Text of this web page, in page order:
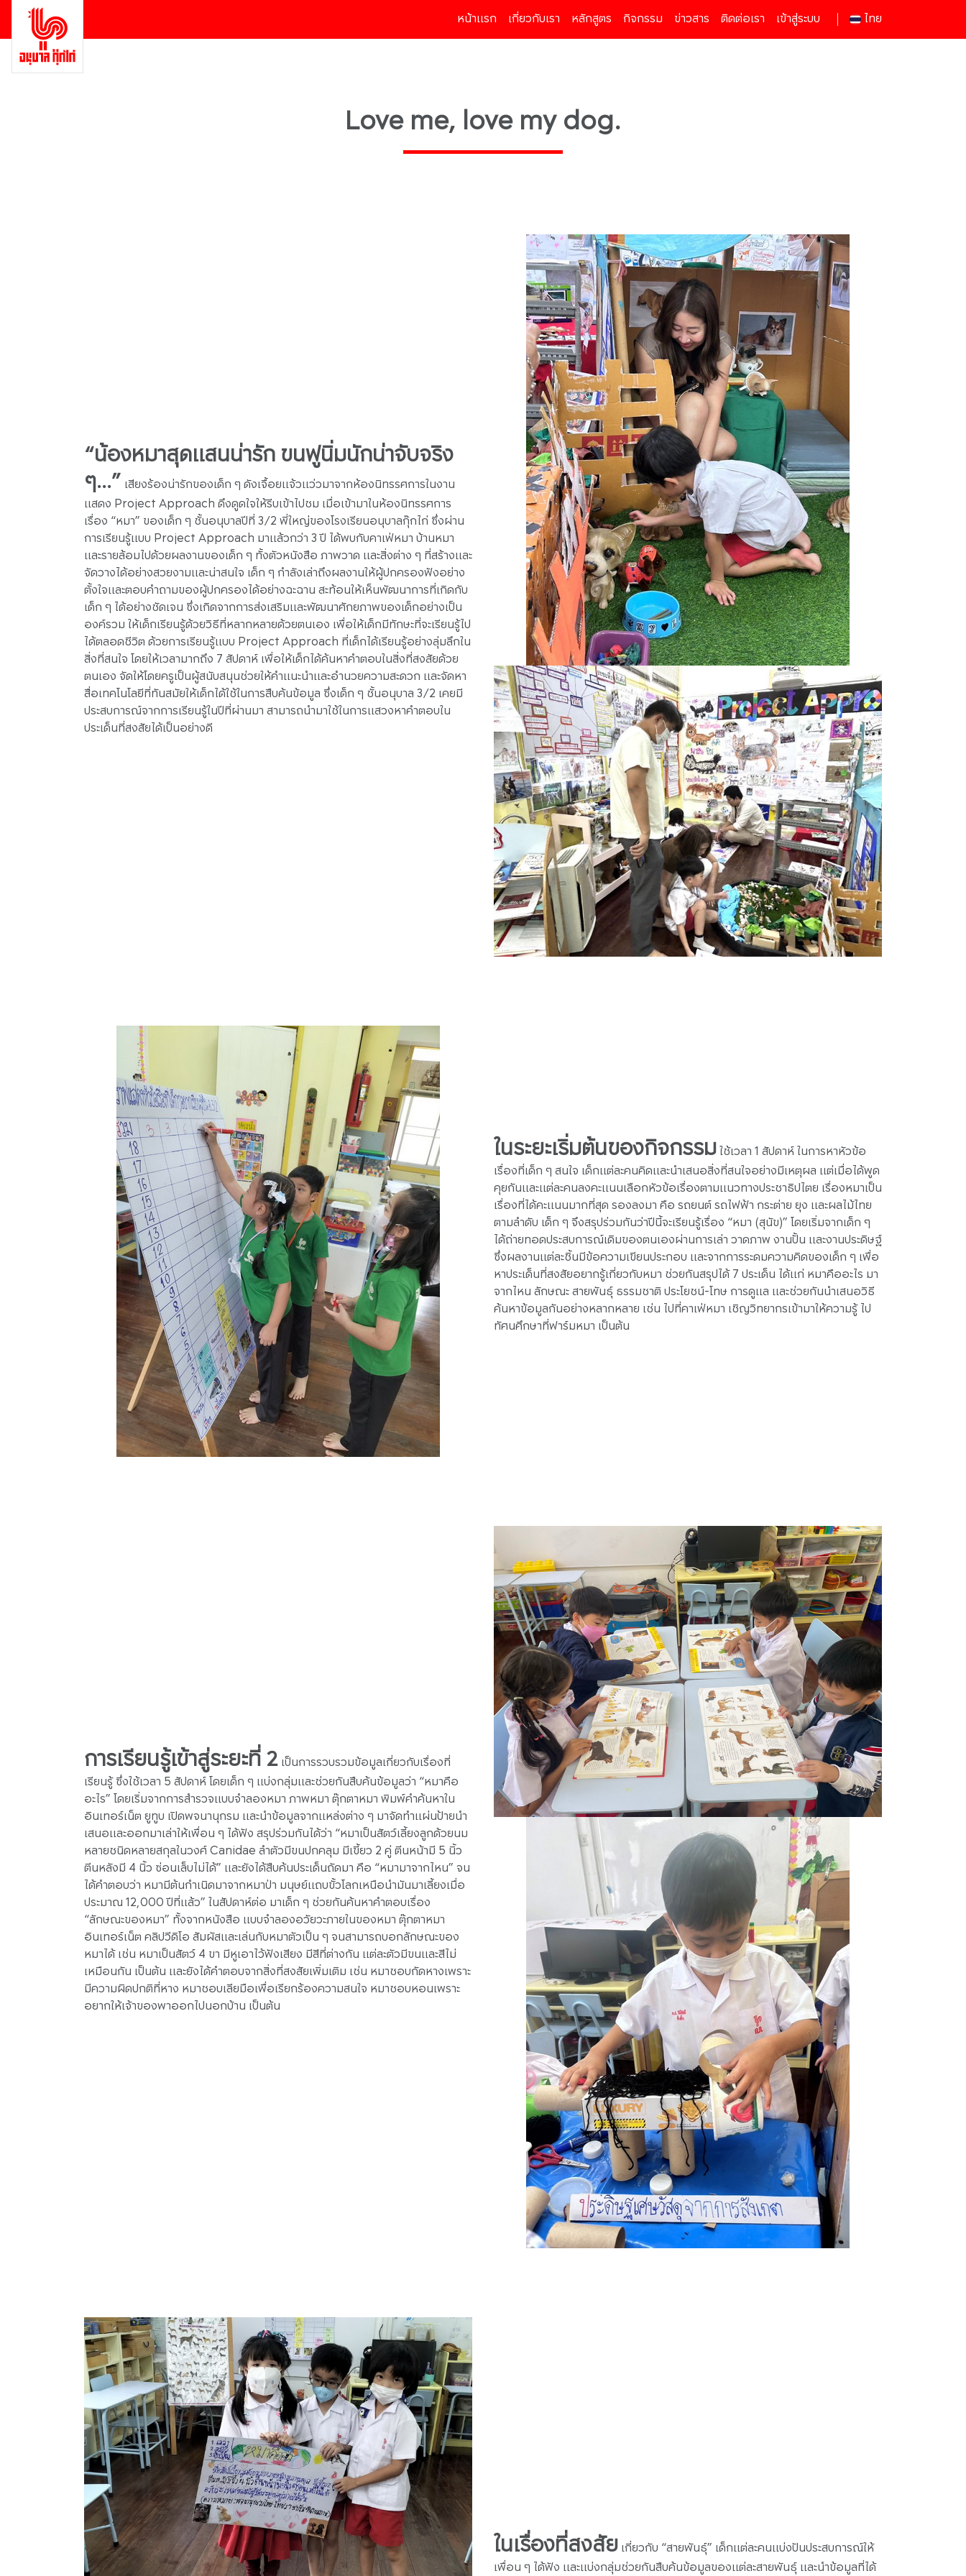
หน้าแรก (current)
เกี่ยวกับเรา หลักสูตร กิจกรรม ข่าวสาร ติดต่อเรา เข้าสู่ระบบ ไทย
Love me, love my dog.
“น้องหมาสุดแสนน่ารัก ขนฟูนิ่มนักน่าจับจริง
ๆ...” เสียงร้องน่ารักของเด็ก ๆ ดังเจื้อยแจ้วแว่วมาจากห้องนิทรรศการในงาน
แสดง Project Approach ดึงดูดใจให้รีบเข้าไปชม เมื่อเข้ามาในห้องนิทรรศการ
เรื่อง “หมา” ของเด็ก ๆ ชั้นอนุบาลปีที่ 3/2 พี่ใหญ่ของโรงเรียนอนุบาลกุ๊กไก่ ซึ่งผ่าน
การเรียนรู้แบบ Project Approach มาแล้วกว่า 3 ปี ได้พบกับคาเฟ่หมา บ้านหมา
และรายล้อมไปด้วยผลงานของเด็ก ๆ ทั้งตัวหนังสือ ภาพวาด และสิ่งต่าง ๆ ที่สร้างและ
จัดวางได้อย่างสวยงามและน่าสนใจ เด็ก ๆ กำลังเล่าถึงผลงานให้ผู้ปกครองฟังอย่าง
ตั้งใจและตอบคำถามของผู้ปกครองได้อย่างฉะฉาน สะท้อนให้เห็นพัฒนาการที่เกิดกับ
เด็ก ๆ ได้อย่างชัดเจน ซึ่งเกิดจากการส่งเสริมและพัฒนาศักยภาพของเด็กอย่างเป็น
องค์รวม ให้เด็กเรียนรู้ด้วยวิธีที่หลากหลายด้วยตนเอง เพื่อให้เด็กมีทักษะที่จะเรียนรู้ไป
ได้ตลอดชีวิต ด้วยการเรียนรู้แบบ Project Approach ที่เด็กได้เรียนรู้อย่างลุ่มลึกใน
สิ่งที่สนใจ โดยให้เวลามากถึง 7 สัปดาห์ เพื่อให้เด็กได้ค้นหาคำตอบในสิ่งที่สงสัยด้วย
ตนเอง จัดให้โดยครูเป็นผู้สนับสนุนช่วยให้คำแนะนำและอำนวยความสะดวก และจัดหา
สื่อเทคโนโลยีที่ทันสมัยให้เด็กได้ใช้ในการสืบค้นข้อมูล ซึ่งเด็ก ๆ ชั้นอนุบาล 3/2 เคยมี
ประสบการณ์จากการเรียนรู้ในปีที่ผ่านมา สามารถนำมาใช้ในการแสวงหาคำตอบใน
ประเด็นที่สงสัยได้เป็นอย่างดี
ในระยะเริ่มต้นของกิจกรรมใช้เวลา 1 สัปดาห์ ในการหาหัวข้อ
เรื่องที่เด็ก ๆ สนใจ เด็กแต่ละคนคิดและนำเสนอสิ่งที่สนใจอย่างมีเหตุผล แต่เมื่อได้พูด
คุยกันและแต่ละคนลงคะแนนเลือกหัวข้อเรื่องตามแนวทางประชาธิปไตย เรื่องหมาเป็น
เรื่องที่ได้คะแนนมากที่สุด รองลงมา คือ รถยนต์ รถไฟฟ้า กระต่าย ยุง และผลไม้ไทย
ตามลำดับ เด็ก ๆ จึงสรุปร่วมกันว่าปีนี้จะเรียนรู้เรื่อง “หมา (สุนัข)” โดยเริ่มจากเด็ก ๆ
ได้ถ่ายทอดประสบการณ์เดิมของตนเองผ่านการเล่า วาดภาพ งานปั้น และงานประดิษฐ์
ซึ่งผลงานแต่ละชิ้นมีข้อความเขียนประกอบ และจากการระดมความคิดของเด็ก ๆ เพื่อ
หาประเด็นที่สงสัยอยากรู้เกี่ยวกับหมา ช่วยกันสรุปได้ 7 ประเด็น ได้แก่ หมาคืออะไร มา
จากไหน ลักษณะ สายพันธุ์ ธรรมชาติ ประโยชน์-โทษ การดูแล และช่วยกันนำเสนอวิธี
ค้นหาข้อมูลกันอย่างหลากหลาย เช่น ไปที่คาเฟ่หมา เชิญวิทยากรเข้ามาให้ความรู้ ไป
ทัศนศึกษาที่ฟาร์มหมา เป็นต้น
การเรียนรู้เข้าสู่ระยะที่ 2เป็นการรวบรวมข้อมูลเกี่ยวกับเรื่องที่
เรียนรู้ ซึ่งใช้เวลา 5 สัปดาห์ โดยเด็ก ๆ แบ่งกลุ่มและช่วยกันสืบค้นข้อมูลว่า “หมาคือ
อะไร” โดยเริ่มจากการสำรวจแบบจำลองหมา ภาพหมา ตุ๊กตาหมา พิมพ์คำค้นหาใน
อินเทอร์เน็ต ยูทูบ เปิดพจนานุกรม และนำข้อมูลจากแหล่งต่าง ๆ มาจัดทำแผ่นป้ายนำ
เสนอและออกมาเล่าให้เพื่อน ๆ ได้ฟัง สรุปร่วมกันได้ว่า “หมาเป็นสัตว์เลี้ยงลูกด้วยนม
หลายชนิดหลายสกุลในวงศ์ Canidae ลำตัวมีขนปกคลุม มีเขี้ยว 2 คู่ ตีนหน้ามี 5 นิ้ว
ตีนหลังมี 4 นิ้ว ซ่อนเล็บไม่ได้” และยังได้สืบค้นประเด็นถัดมา คือ “หมามาจากไหน” จน
ได้คำตอบว่า หมามีต้นกำเนิดมาจากหมาป่า มนุษย์แถบขั้วโลกเหนือนำมันมาเลี้ยงเมื่อ
ประมาณ 12,000 ปีที่แล้ว” ในสัปดาห์ต่อ มาเด็ก ๆ ช่วยกันค้นหาคำตอบเรื่อง
“ลักษณะของหมา” ทั้งจากหนังสือ แบบจำลองอวัยวะภายในของหมา ตุ๊กตาหมา
อินเทอร์เน็ต คลิปวีดิโอ สัมผัสและเล่นกับหมาตัวเป็น ๆ จนสามารถบอกลักษณะของ
หมาได้ เช่น หมาเป็นสัตว์ 4 ขา มีหูเอาไว้ฟังเสียง มีสีที่ต่างกัน แต่ละตัวมีขนและสีไม่
เหมือนกัน เป็นต้น และยังได้คำตอบจากสิ่งที่สงสัยเพิ่มเติม เช่น หมาชอบกัดหางเพราะ
มีความผิดปกติที่หาง หมาชอบเลียมือเพื่อเรียกร้องความสนใจ หมาชอบหอนเพราะ
อยากให้เจ้าของพาออกไปนอกบ้าน เป็นต้น
ในเรื่องที่สงสัยเกี่ยวกับ “สายพันธุ์” เด็กแต่ละคนแบ่งปันประสบการณ์ให้
เพื่อน ๆ ได้ฟัง และแบ่งกลุ่มช่วยกันสืบค้นข้อมูลของแต่ละสายพันธุ์ และนำข้อมูลที่ได้